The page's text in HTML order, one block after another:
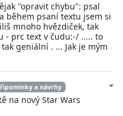
"opravit chybu": psal
během psaní textu jsem si
mnoho hvězdiček, tak
- prc text v čudu:-/ ..... to
geniální . ... Jak je mým
a návrhy
na nový Star Wars